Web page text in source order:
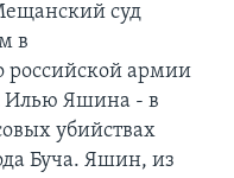
суд
в
российской армии
Илью Яшина - в
убийствах
Буча. Яшин, из